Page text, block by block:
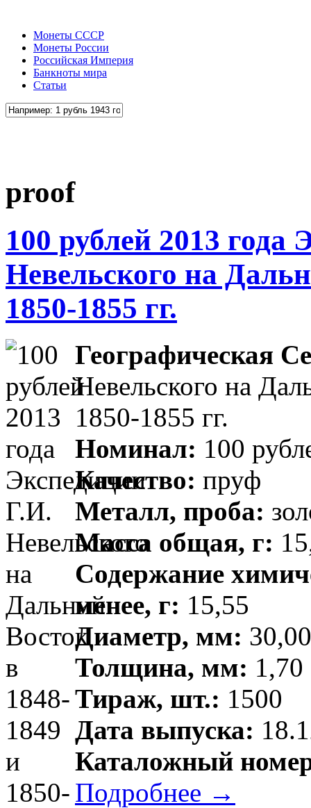
Монеты СССР
Монеты России
Российская Империя
Банкноты мира
Статьи
proof
100 рублей 2013 года
Невельского на
1850-1855 гг.
Географическая
Невельского на
1850-1855 гг.
Номинал: 100
Качество: пруф
Металл, проба:
Масса общая, г:
Содержание
менее, г: 15,55
Диаметр, мм:
Толщина, мм:
Тираж, шт.: 1500
Дата выпуска:
Каталожный
Подробнее →